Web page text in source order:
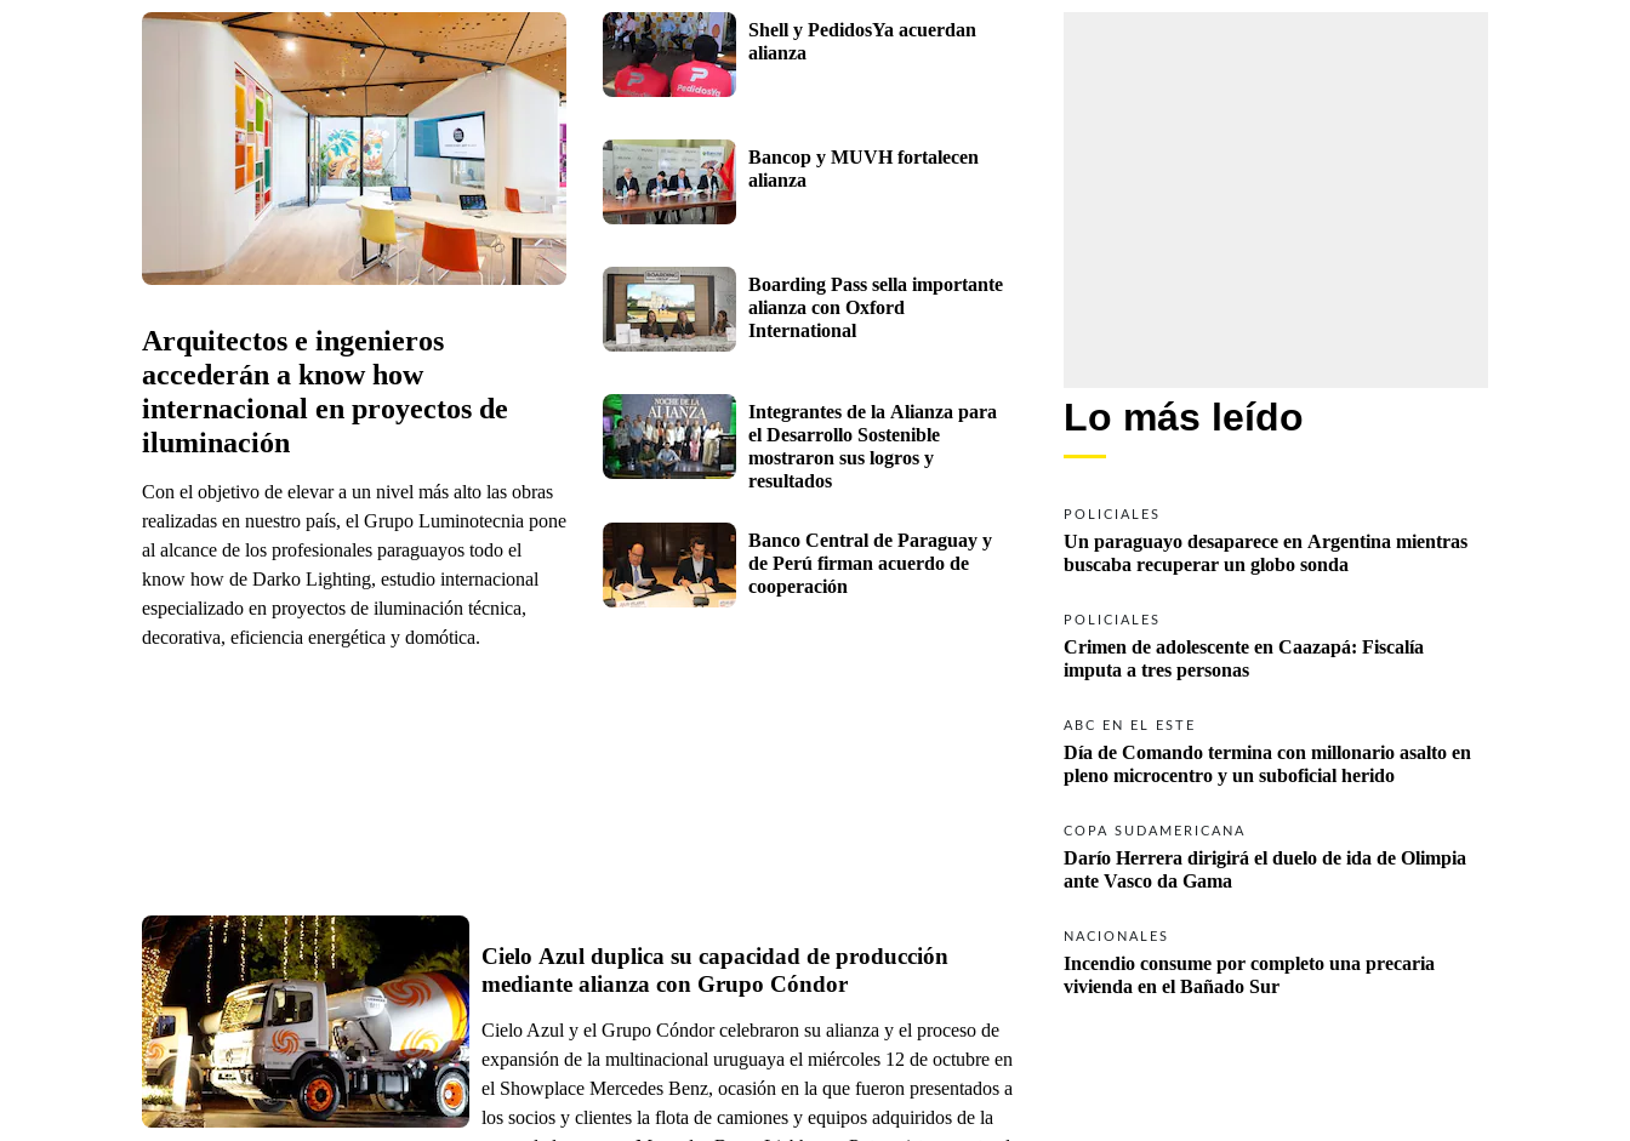
Arquitectos e ingenieros
accederán a know how
internacional en proyectos de
iluminación
Con el objetivo de elevar a un nivel más alto las obras
realizadas en nuestro país, el Grupo Luminotecnia pone
al alcance de los profesionales paraguayos todo el
know how de Darko Lighting, estudio internacional
especializado en proyectos de iluminación técnica,
decorativa, eficiencia energética y domótica.
Shell y PedidosYa acuerdan
alianza
Bancop y MUVH fortalecen
alianza
Boarding Pass sella importante
alianza con Oxford
International
Integrantes de la Alianza para
el Desarrollo Sostenible
mostraron sus logros y
resultados
Banco Central de Paraguay y
de Perú firman acuerdo de
cooperación
Cielo Azul duplica su capacidad de producción
mediante alianza con Grupo Cóndor
Cielo Azul y el Grupo Cóndor celebraron su alianza y el proceso de
expansión de la multinacional uruguaya el miércoles 12 de octubre en
el Showplace Mercedes Benz, ocasión en la que fueron presentados a
los socios y clientes la flota de camiones y equipos adquiridos de la
Lo más leído
POLICIALES
Un paraguayo desaparece en Argentina mientras
POLICIALES
Crimen de adolescente en Caazapá: Fiscalía
ABC EN EL ESTE
Día de Comando termina con millonario asalto en
pleno microcentro y un suboficial herido
COPA SUDAMERICANA
Darío Herrera dirigirá el duelo de ida de Olimpia
NACIONALES
Incendio consume por completo una precaria
vivienda en el Bañado Sur